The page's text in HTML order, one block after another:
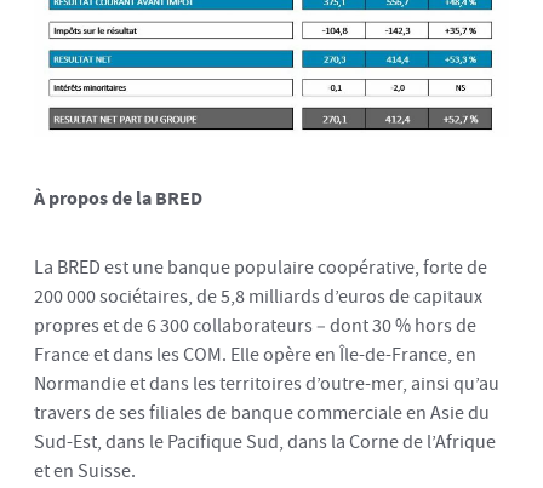
À propos de la BRED
La BRED est une banque populaire coopérative, forte de
200 000 sociétaires, de 5,8 milliards d’euros de capitaux
propres et de 6 300 collaborateurs – dont 30 % hors de
France et dans les COM. Elle opère en Île-de-France, en
Normandie et dans les territoires d’outre-mer, ainsi qu’au
travers de ses filiales de banque commerciale en Asie du
Sud-Est, dans le Pacifique Sud, dans la Corne de l’Afrique
et en Suisse.